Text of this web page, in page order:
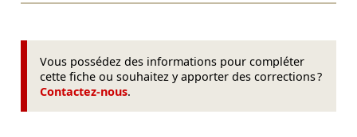
Vous possédez des informations pour compléter
cette fiche ou souhaitez y apporter des corrections ?
Contactez-nous.